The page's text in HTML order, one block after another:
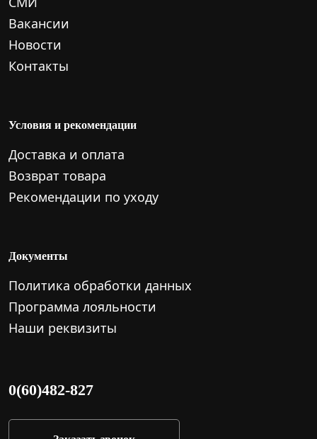
Вакансии
Новости
Контакты
Условия и рекомендации
Доставка и оплата
Возврат товара
Рекомендации по уходу
Документы
Политика обработки данных
Программа лояльности
Наши реквизиты
0(60)482-827